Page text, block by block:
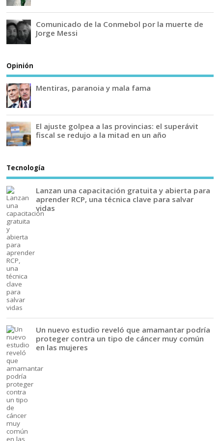
Comunicado de la Conmebol por la muerte de
Jorge Messi
Opinión
Mentiras, paranoia y mala fama
El ajuste golpea a las provincias: el superávit
fiscal se redujo a la mitad en un año
Tecnología
Lanzan una capacitación gratuita y abierta para
aprender RCP, una técnica clave para salvar
vidas
Un nuevo estudio reveló que amamantar podría
proteger contra un tipo de cáncer muy común
en las mujeres